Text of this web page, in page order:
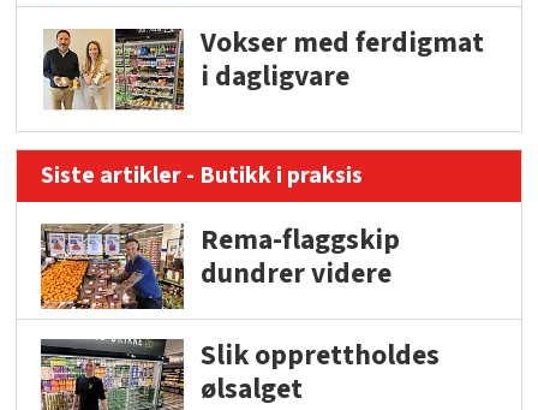
Vokser med ferdigmat
i dagligvare
Siste artikler - Butikk i praksis
Rema-flaggskip
dundrer videre
Slik opprettholdes
ølsalget